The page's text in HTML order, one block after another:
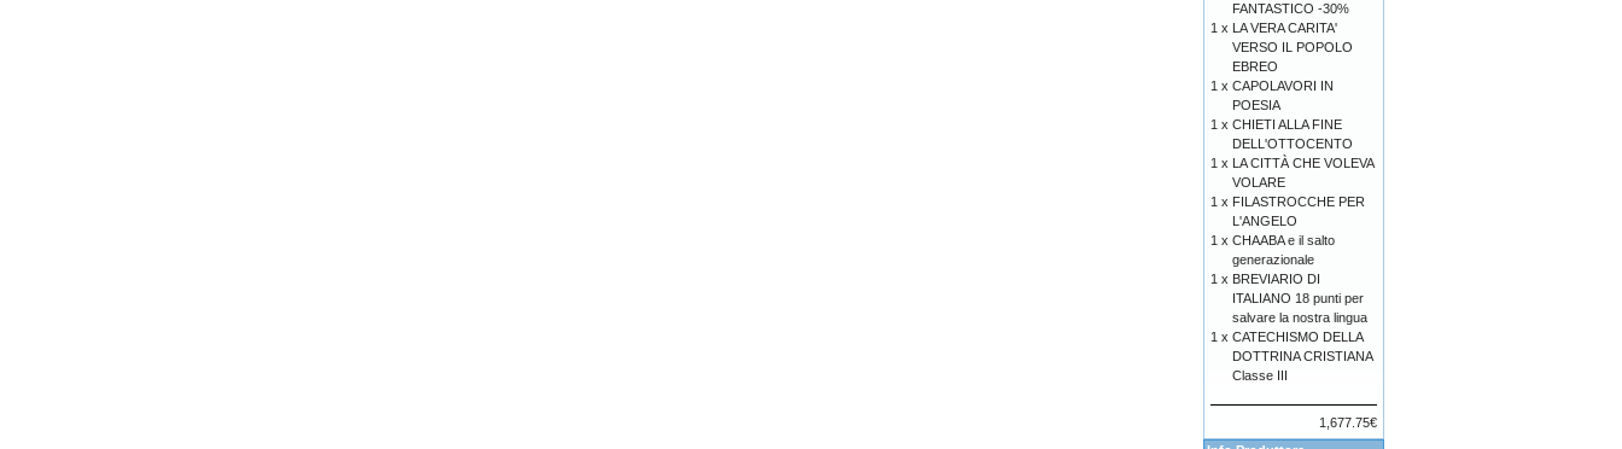
FANTASTICO -30%
1 x LA VERA CARITA'
VERSO IL POPOLO
EBREO
1 x CAPOLAVORI IN
POESIA
1 x CHIETI ALLA FINE
DELL'OTTOCENTO
1 x LA CITTÀ CHE VOLEVA
VOLARE
1 x FILASTROCCHE PER
L'ANGELO
1 x CHAABA e il salto
generazionale
1 x BREVIARIO DI
ITALIANO 18 punti per
salvare la nostra lingua
1 x CATECHISMO DELLA
DOTTRINA CRISTIANA
Classe III
1,677.75€